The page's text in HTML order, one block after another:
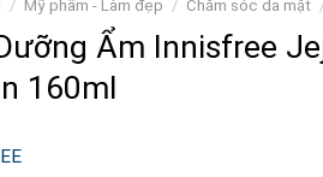
/ Mỹ phẩm - Làm đẹp / Chăm sóc da mặt
Ẩm Innisfree
160ml